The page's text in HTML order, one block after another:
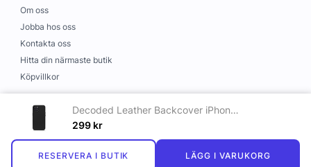
Decoded Leather Backcover iPhone 14 Plus Black
299 kr
RESERVERA I BUTIK LÄGG I VARUKORG
Om oss
Jobba hos oss
Kontakta oss
Hitta din närmaste butik
Köpvillkor
Information
Leverans och betalning
Cookies
Personuppgiftspolicy